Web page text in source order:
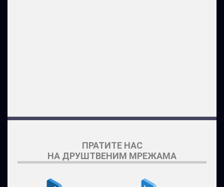
ПРАТИТЕ НАС
НА ДРУШТВЕНИМ МРЕЖАМА